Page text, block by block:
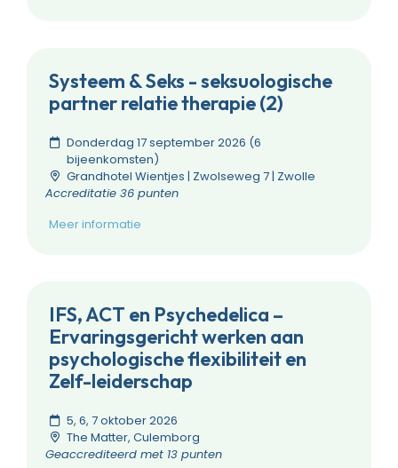
Systeem & Seks - seksuologische
partner relatie therapie (2)
Donderdag 17 september 2026 (6
bijeenkomsten)
Grandhotel Wientjes | Zwolseweg 7 | Zwolle
Accreditatie 36 punten
Meer informatie
IFS, ACT en Psychedelica –
Ervaringsgericht werken aan
psychologische flexibiliteit en
Zelf-leiderschap
5, 6, 7 oktober 2026
The Matter, Culemborg
Geaccrediteerd met 13 punten